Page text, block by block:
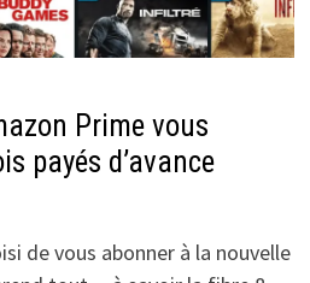
Prime vous
payés d’avance
de vous abonner à la nouvelle